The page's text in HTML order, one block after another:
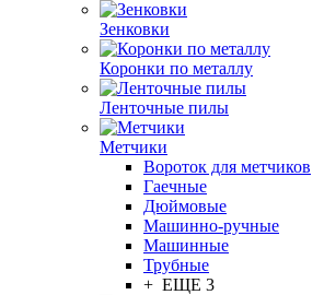
Зенковки
Коронки по металлу
Ленточные пилы
Метчики
Вороток для метчиков
Гаечные
Дюймовые
Машинно-ручные
Машинные
Трубные
+ ЕЩЕ 3